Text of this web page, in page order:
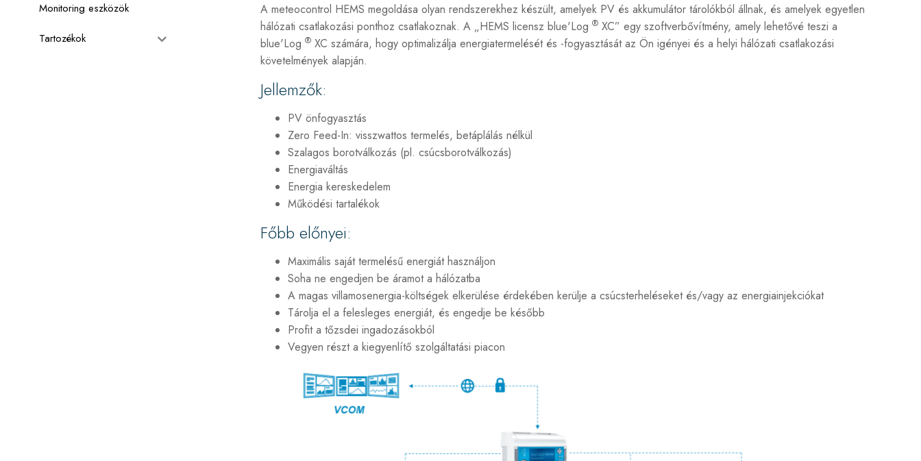
Monitoring eszközök
Tartozékok
A meteocontrol HEMS megoldása olyan rendszerekhez készült, amelyek PV és akkumulátor tárolókból állnak, és amelyek egyetlen
hálózati csatlakozási ponthoz csatlakoznak. A „HEMS licensz blue'Log ®XC” egy szoftverbővítmény, amely lehetővé teszi a
blue'Log ®XC számára, hogy optimalizálja energiatermelését és -fogyasztását az Ön igényei és a helyi hálózati csatlakozási
követelmények alapján.
Jellemzők:
PV önfogyasztás
Zero Feed-In: visszwattos termelés, betáplálás nélkül
Szalagos borotválkozás (pl. csúcsborotválkozás)
Energiaváltás
Energia kereskedelem
Működési tartalékok
Főbb előnyei:
Maximális saját termelésű energiát használjon
Soha ne engedjen be áramot a hálózatba
A magas villamosenergia-költségek elkerülése érdekében kerülje a csúcsterheléseket és/vagy az energiainjekciókat
Tárolja el a felesleges energiát, és engedje be később
Profit a tőzsdei ingadozásokból
Vegyen részt a kiegyenlítő szolgáltatási piacon